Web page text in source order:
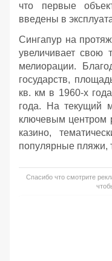
что первые
введены в
Сингапур на
увеличивает свою
мелиорации.
государств,
кв. км в 1960-х
года. На текущий
ключевым центром
казино,
популярные пляжи,
Спасибо что смотрите